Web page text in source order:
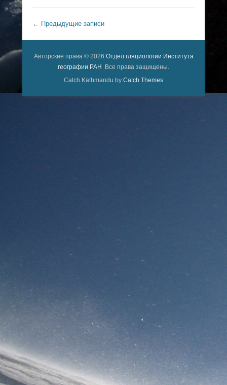
Навигация по записям
← Предыдущие записи
Авторские права © 2026 Отдел гляциологии Института
географии РАН
Все права защищены.
Catch Kathmandu by Catch Themes